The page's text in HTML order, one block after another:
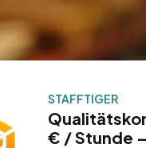
STAFFTIGER
€ / Stunde